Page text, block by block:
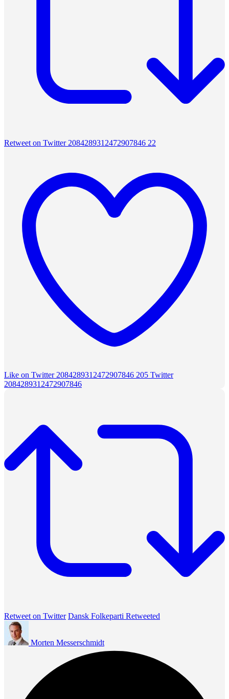
Retweet on Twitter 2084289312472907846 22
Like on Twitter 2084289312472907846 205 Twitter
2084289312472907846
Retweet on Twitter Dansk Folkeparti Retweeted
Morten Messerschmidt